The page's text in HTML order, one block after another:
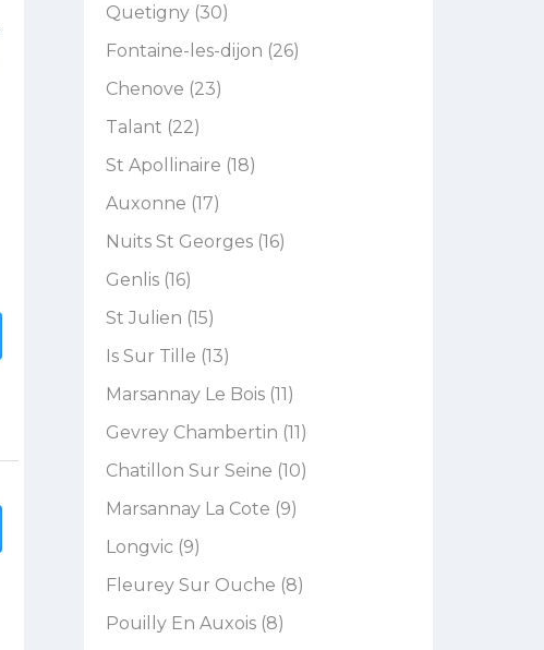
Quetigny (30)
Fontaine-les-dijon (26)
Chenove (23)
Talant (22)
St Apollinaire (18)
Auxonne (17)
Nuits St Georges (16)
Genlis (16)
St Julien (15)
Is Sur Tille (13)
Marsannay Le Bois (11)
Gevrey Chambertin (11)
Chatillon Sur Seine (10)
Marsannay La Cote (9)
Longvic (9)
Fleurey Sur Ouche (8)
Pouilly En Auxois (8)